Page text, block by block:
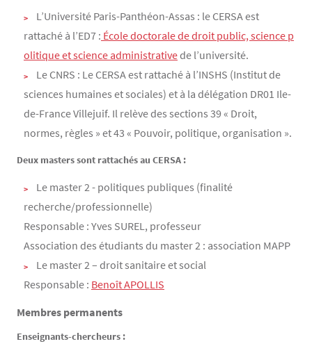
L’Université Paris-Panthéon-Assas : le CERSA est
rattaché à l’ED7 : École doctorale de droit public, science p
olitique et science administrativede l’université.
Le CNRS : Le CERSA est rattaché à l’INSHS (Institut de
sciences humaines et sociales) et à la délégation DR01 Ile-
de-France Villejuif. Il relève des sections 39 « Droit,
normes, règles » et 43 « Pouvoir, politique, organisation ».
Deux masters sont rattachés au CERSA :
Le master 2 - politiques publiques (finalité
recherche/professionnelle)
Responsable : Yves SUREL, professeur
Association des étudiants du master 2 : association MAPP
Le master 2 – droit sanitaire et social
Responsable : Benoît APOLLIS
Membres permanents
Enseignants-chercheurs :